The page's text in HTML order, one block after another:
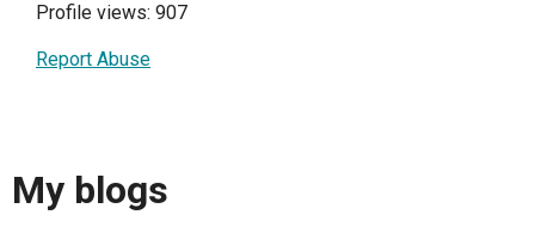
Profile views: 907
Report Abuse
My blogs